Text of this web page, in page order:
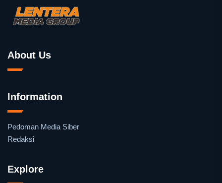
About Us
Information
Pedoman Media Siber
Redaksi
Explore